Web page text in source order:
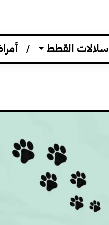
سلالات القطط